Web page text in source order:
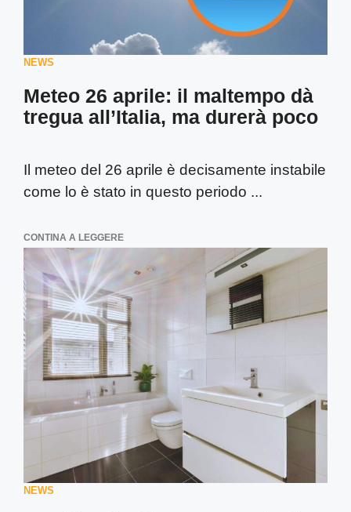
NEWS
Meteo 26 aprile: il maltempo dà
tregua all’Italia, ma durerà poco
Il meteo del 26 aprile è decisamente instabile
come lo è stato in questo periodo ...
CONTINA A LEGGERE
NEWS